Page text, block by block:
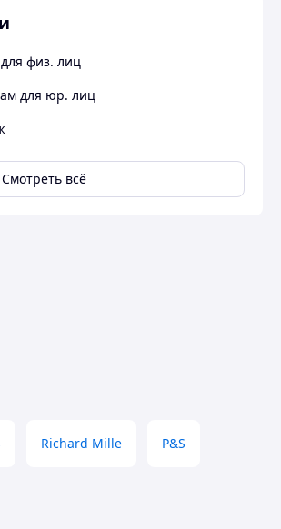
физ. лиц
для юр. лиц
Смотреть всё
Richard Mille P&S